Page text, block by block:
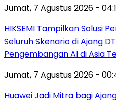
Jumat, 7 Agustus 2026 -
HIKSEMI Tampilkan Solusi
Seluruh Skenario di Ajang
Pengembangan AI di Asia
Jumat, 7 Agustus 2026 -
Huawei Jadi Mitra bagi